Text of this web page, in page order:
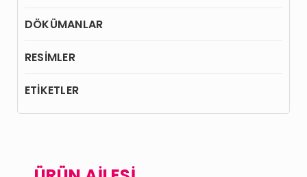
DÖKÜMANLAR
RESİMLER
ETİKETLER